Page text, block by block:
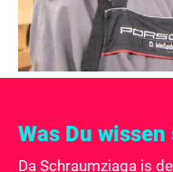
Was Du
Da Schraumziaga is